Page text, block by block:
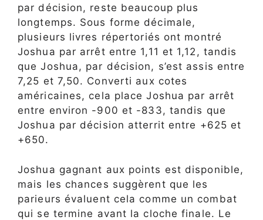
par décision, reste beaucoup plus
longtemps. Sous forme décimale,
plusieurs livres répertoriés ont montré
Joshua par arrêt entre 1,11 et 1,12, tandis
que Joshua, par décision, s’est assis entre
7,25 et 7,50. Converti aux cotes
américaines, cela place Joshua par arrêt
entre environ -900 et -833, tandis que
Joshua par décision atterrit entre +625 et
+650.
Joshua gagnant aux points est disponible,
mais les chances suggèrent que les
parieurs évaluent cela comme un combat
qui se termine avant la cloche finale. Le